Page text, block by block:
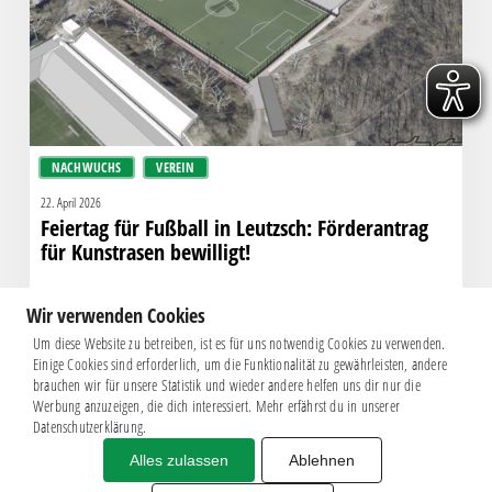
NACHWUCHS VEREIN
Förderantrag
für
Kunstrasen
bewilligt!
22. April 2026
Feiertag für Fußball in Leutzsch: Förderantrag
für Kunstrasen bewilligt!
Impressum|Datenschutz
Wir verwenden Cookies
Um diese Website zu betreiben, ist es für uns notwendig Cookies zu verwenden.
Einige Cookies sind erforderlich, um die Funktionalität zu gewährleisten, andere
brauchen wir für unsere Statistik und wieder andere helfen uns dir nur die
Werbung anzuzeigen, die dich interessiert. Mehr erfährst du in unserer
Datenschutzerklärung.
Alles zulassen Ablehnen